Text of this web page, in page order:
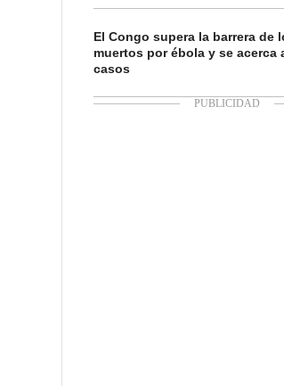
El Congo supera la barrera de
muertos por ébola y se acerca
casos